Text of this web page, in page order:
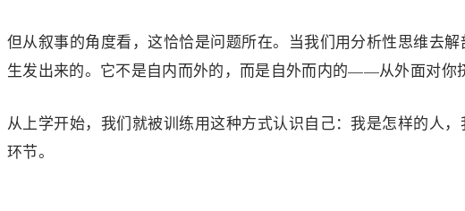
但从叙事的角度看，这恰恰是问题所在。当我们用分析性思维去解
生发出来的。它不是自内而外的，而是自外而内的——从外面对你
从上学开始，我们就被训练用这种方式认识自己：我是怎样的人
环节。